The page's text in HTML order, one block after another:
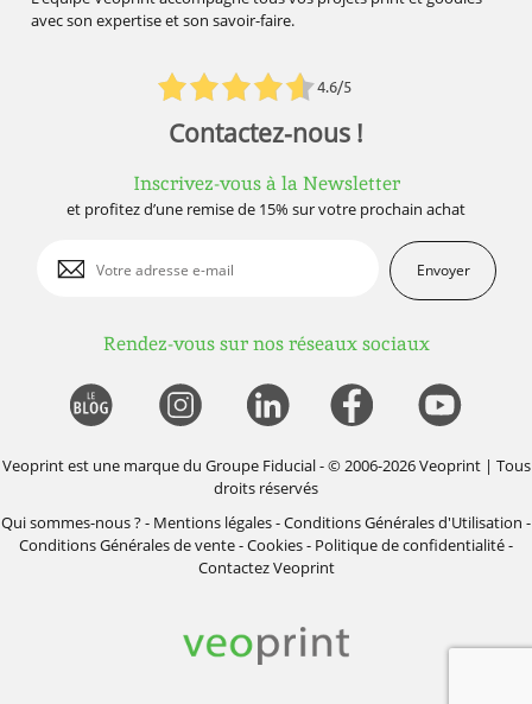
4.6/5
avec son expertise et son savoir-faire.
Contactez-nous !
Inscrivez-vous à la Newsletter
et profitez d’une remise de 15% sur votre prochain achat
Envoyer
Rendez-vous sur nos réseaux sociaux
Veoprint est une marque du Groupe Fiducial- © 2006-2026 Veoprint | Tous
droits réservés
Qui sommes-nous ?- Mentions légales-Conditions Générales d'Utilisation -
Conditions Générales de vente-Cookies- Politique de confidentialité-
Contactez Veoprint